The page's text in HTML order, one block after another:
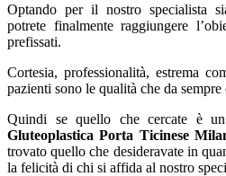
Optando per il nostro specialista
potrete finalmente raggiungere
prefissati.
Cortesia, professionalità, estrema
pazienti sono le qualità che da
Quindi se quello che cercate è un
Gluteoplastica Porta Ticinese
trovato quello che desideravate in
la felicità di chi si affida al nostro